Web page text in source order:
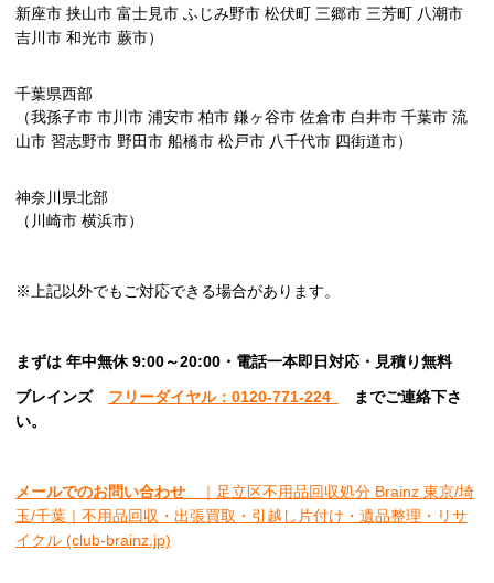
新座市 挟山市 富士見市 ふじみ野市 松伏町 三郷市 三芳町 八潮市
吉川市 和光市 蕨市）
千葉県西部
（我孫子市 市川市 浦安市 柏市 鎌ヶ谷市 佐倉市 白井市 千葉市 流
山市 習志野市 野田市 船橋市 松戸市 八千代市 四街道市）
神奈川県北部
（川崎市 横浜市）
※上記以外でもご対応できる場合があります。
まずは 年中無休 9:00～20:00・電話一本即日対応・見積り無料
ブレインズ フリーダイヤル：0120-771-224 までご連絡下さ
い。
メールでのお問い合わせ
｜足立区不用品回収処分 Brainz 東京/埼
玉/千葉｜不用品回収・出張買取・引越し片付け・遺品整理・リサ
イクル (club-brainz.jp)